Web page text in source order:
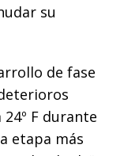
su
de fase
F durante
etapa más